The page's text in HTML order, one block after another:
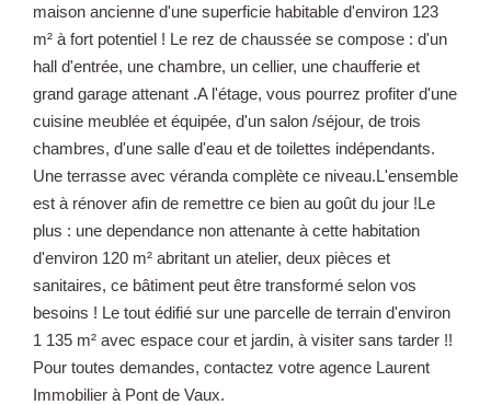
maison ancienne d'une superficie habitable d'environ 123
m² à fort potentiel ! Le rez de chaussée se compose : d'un
hall d'entrée, une chambre, un cellier, une chaufferie et
grand garage attenant .A l'étage, vous pourrez profiter d'une
cuisine meublée et équipée, d'un salon /séjour, de trois
chambres, d'une salle d'eau et de toilettes indépendants.
Une terrasse avec véranda complète ce niveau.L'ensemble
est à rénover afin de remettre ce bien au goût du jour !Le
plus : une dependance non attenante à cette habitation
d'environ 120 m² abritant un atelier, deux pièces et
sanitaires, ce bâtiment peut être transformé selon vos
besoins ! Le tout édifié sur une parcelle de terrain d'environ
1 135 m² avec espace cour et jardin, à visiter sans tarder !!
Pour toutes demandes, contactez votre agence Laurent
Immobilier à Pont de Vaux.